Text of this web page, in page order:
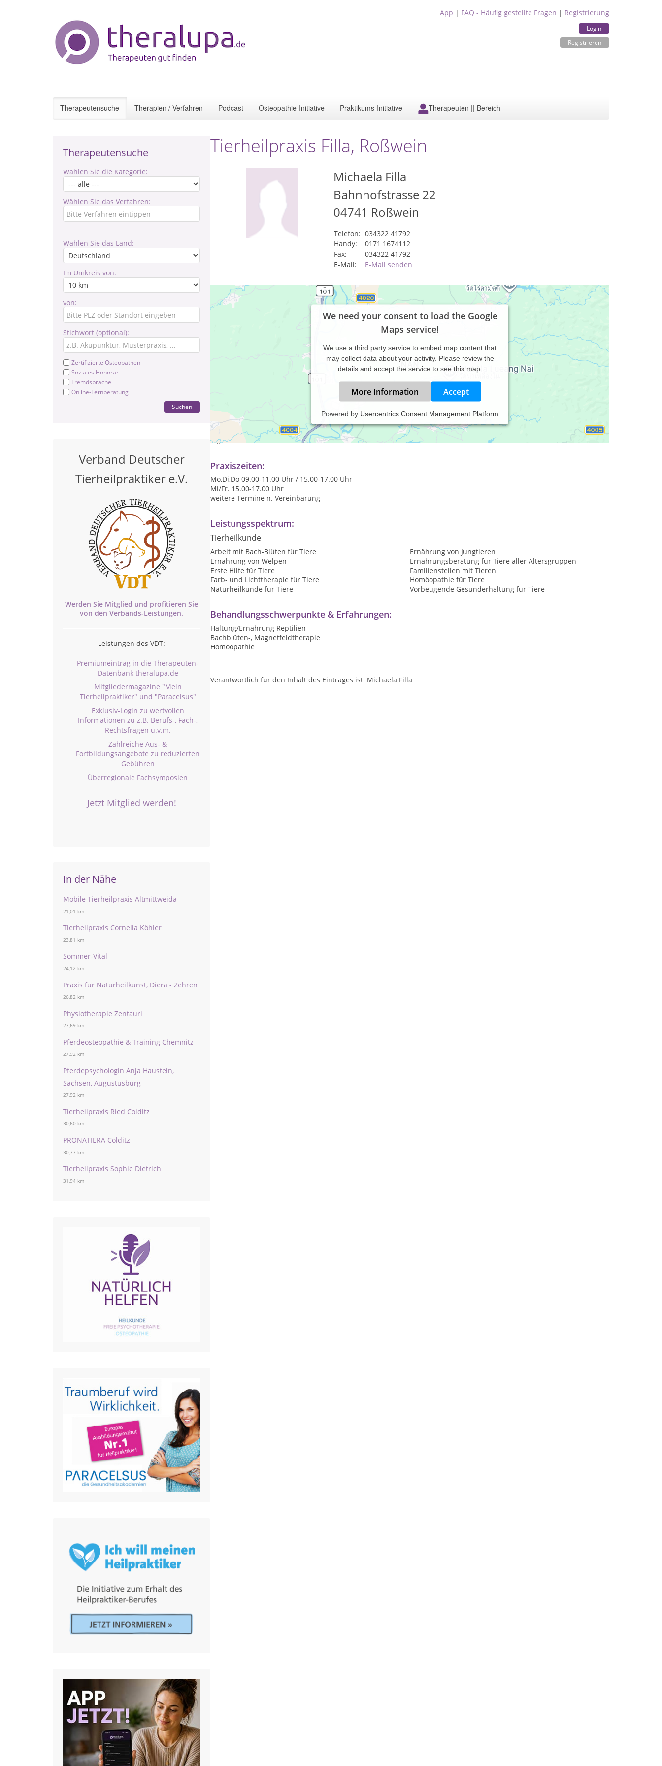
App | FAQ - Häufig gestellte Fragen | Registrierung
Login
Registrieren
Therapeutensuche Therapien / Verfahren Podcast Osteopathie-Initiative Praktikums-Initiative Therapeuten || Bereich
Therapeutensuche
Wählen Sie die Kategorie:
Wählen Sie das Verfahren:
Wählen Sie das Land:
Im Umkreis von:
von:
Stichwort (optional):
Zertifizierte Osteopathen
Soziales Honorar
Fremdsprache
Online-Fernberatung
Suchen
Verband Deutscher
Tierheilpraktiker e.V.
Werden Sie Mitglied und profitieren Sie
von den Verbands-Leistungen.
Leistungen des VDT:
Premiumeintrag in die Therapeuten-
Datenbank theralupa.de
Mitgliedermagazine "Mein
Tierheilpraktiker" und "Paracelsus"
Exklusiv-Login zu wertvollen
Informationen zu z.B. Berufs-, Fach-,
Rechtsfragen u.v.m.
Zahlreiche Aus- &
Fortbildungsangebote zu reduzierten
Gebühren
Überregionale Fachsymposien
Jetzt Mitglied werden!
In der Nähe
Mobile Tierheilpraxis Altmittweida
21,01 km
Tierheilpraxis Cornelia Köhler
23,81 km
Sommer-Vital
24,12 km
Praxis für Naturheilkunst, Diera - Zehren
26,82 km
Physiotherapie Zentauri
27,69 km
Pferdeosteopathie & Training Chemnitz
27,92 km
Pferdepsychologin Anja Haustein,
Sachsen, Augustusburg
27,92 km
Tierheilpraxis Ried Colditz
30,60 km
PRONATIERA Colditz
30,77 km
Tierheilpraxis Sophie Dietrich
31,94 km
Tierheilpraxis Filla, Roßwein
Michaela Filla
Bahnhofstrasse 22
04741 Roßwein
Telefon: 034322 41792
Handy:
0171 1674112
Fax:
034322 41792
E-Mail:
E-Mail senden
We need your consent to load the Google
Maps service!
We use a third party service to embed map content that
may collect data about your activity. Please review the
details and accept the service to see this map.
More Information Accept
Powered by Usercentrics Consent Management Platform
Reptilien/ Kleintiere
mobil unterwegs
tägl. Bereitschaftsdienst bis 22.00 Uhr
Praxiszeiten:
Mo,Di,Do 09.00-11.00 Uhr / 15.00-17.00 Uhr
Mi/Fr. 15.00-17.00 Uhr
weitere Termine n. Vereinbarung
Leistungsspektrum:
Tierheilkunde
Arbeit mit Bach-Blüten für Tiere
Ernährung von Jungtieren
Ernährung von Welpen
Ernährungsberatung für Tiere aller Altersgruppen
Erste Hilfe für Tiere
Familienstellen mit Tieren
Farb- und Lichttherapie für Tiere
Homöopathie für Tiere
Naturheilkunde für Tiere
Vorbeugende Gesunderhaltung für Tiere
Behandlungsschwerpunkte & Erfahrungen:
Haltung/Ernährung Reptilien
Bachblüten-, Magnetfeldtherapie
Homöopathie
Verantwortlich für den Inhalt des Eintrages ist: Michaela Filla